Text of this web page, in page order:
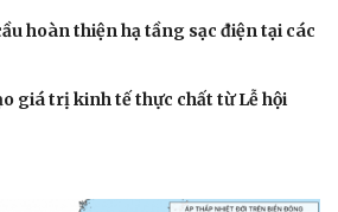
hoàn thiện hạ tầng sạc điện tại các
giá trị kinh tế thực chất từ Lễ hội